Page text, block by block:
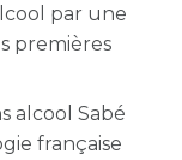
par une
premières
alcool Sabé
française